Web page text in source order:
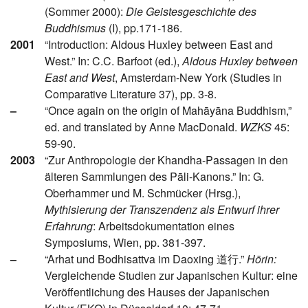
(Sommer 2000): Die Geistesgeschichte des
Buddhismus (I), pp.171-186.
2001
“Introduction: Aldous Huxley between East and
West.” In: C.C. Barfoot (ed.),Aldous Huxley between
East and West, Amsterdam-New York (Studies in
Comparative Literature 37), pp. 3-8.
–
“Once again on the origin of Mahāyāna Buddhism,”
ed. and translated by Anne MacDonald. WZKS45:
59-90.
2003
“Zur Anthropologie der Khandha-Passagen in den
älteren Sammlungen des Pāli-Kanons.” In: G.
Oberhammer und M. Schmücker (Hrsg.),
Mythisierung der Transzendenz als Entwurf ihrer
Erfahrung: Arbeitsdokumentation eines
Symposiums, Wien, pp. 381-397.
–
“Arhat und Bodhisattva im Daoxing 道行.”Hōrin:
Vergleichende Studien zur Japanischen Kultur: eine
Veröﬀentlichung des Hauses der Japanischen